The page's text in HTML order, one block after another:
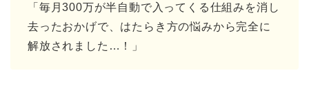
「毎月300万が半自動で入ってくる仕組みを消し
去ったおかげで、はたらき方の悩みから完全に
解放されました…！」